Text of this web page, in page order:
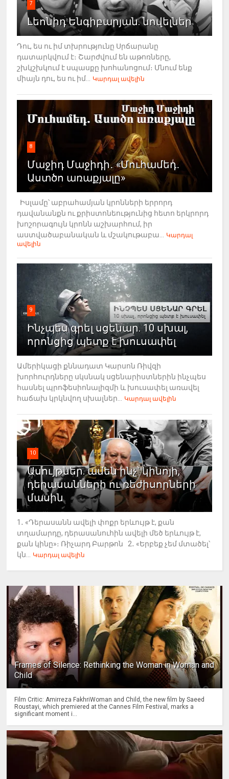
7
Լեոնիդ Ենգիբարյան. նովելներ
Դու, ես ու իմ տխրությունը Սրճարանը
դատարկվում է։ Շարժվում են աթոռները,
շխկշխկում է սպասքը խոհանոցում։ Մնում ենք
միայն դու, ես ու իմ...
Կարդալ ավելին
8
Մաջիդ Մաջիդի․ «Մուհամեդ․
Աստծո առաքյալը»
Իսլամը՝ աբրահամյան կրոնների երրորդ
դավանանքն ու քրիստոնեությունից հետո երկրորդ
խոշորագույն կրոնն աշխարհում, իր
աստվածաբանական և մշակութաբա...
Կարդալ
ավելին
9
Ինչպես գրել սցենար. 10 սխալ,
որոնցից պետք է խուսափել
Ամերիկացի քննադատ Կարսոն Ռիվզի
խորհուրդները սկսնակ սցենարիստներին ինչպես
հասնել պրոֆեսիոնալիզմի և խուսափել առավել
հաճախ կրկնվող սխալներ...
Կարդալ ավելին
10
Ասույթներ. ամեն ինչ՝ կինոյի,
դերասանների ու ռեժիսորների
մասին
1․ «Դերասանն ավելի փոքր երևույթ է, քան
տղամարդը, դերասանուհին ավելի մեծ երևույթ է,
քան կինը»։ Ռիչարդ Բարթոն 2․ «Երբեք չեմ մտածել՝
կն...
Կարդալ ավելին
Frames of Silence: Rethinking the Woman in Woman and
Child
Film Critic: Amirreza FakhriWoman and Child, the new film by Saeed
Roustayi, which premiered at the Cannes Film Festival, marks a
significant moment i...